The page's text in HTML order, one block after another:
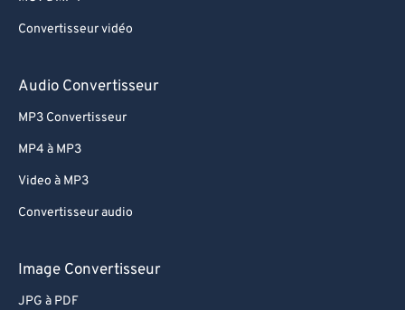
Convertisseur vidéo
Audio Convertisseur
MP3 Convertisseur
MP4 à MP3
Video à MP3
Convertisseur audio
Image Convertisseur
JPG à PDF